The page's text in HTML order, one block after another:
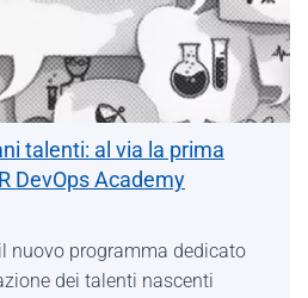
talenti: al via la prima
DevOps Academy
nuovo programma dedicato
dei talenti nascenti